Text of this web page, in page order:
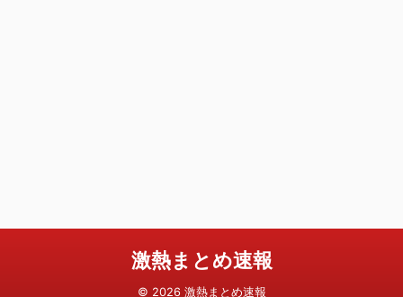
激熱まとめ速報
© 2026 激熱まとめ速報